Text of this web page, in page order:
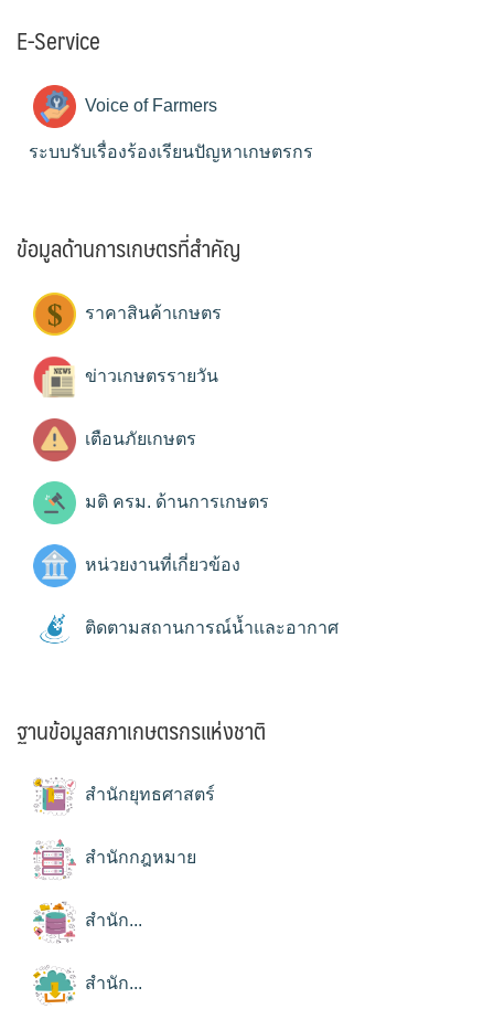
E-Service
Voice of Farmers
ระบบรับเรื่องร้องเรียนปัญหาเกษตรกร
ข้อมูลด้านการเกษตรที่สำคัญ
ราคาสินค้าเกษตร
ข่าวเกษตรรายวัน
เตือนภัยเกษตร
มติ ครม. ด้านการเกษตร
หน่วยงานที่เกี่ยวข้อง
ติดตามสถานการณ์น้ำและอากาศ
ฐานข้อมูลสภาเกษตรกรแห่งชาติ
สำนักยุทธศาสตร์
สำนักกฎหมาย
สำนัก...
สำนัก...